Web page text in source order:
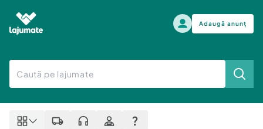
Adaugă anunț
Alege categoria
Toate Anunturile
Auto, moto si ambarcatiuni